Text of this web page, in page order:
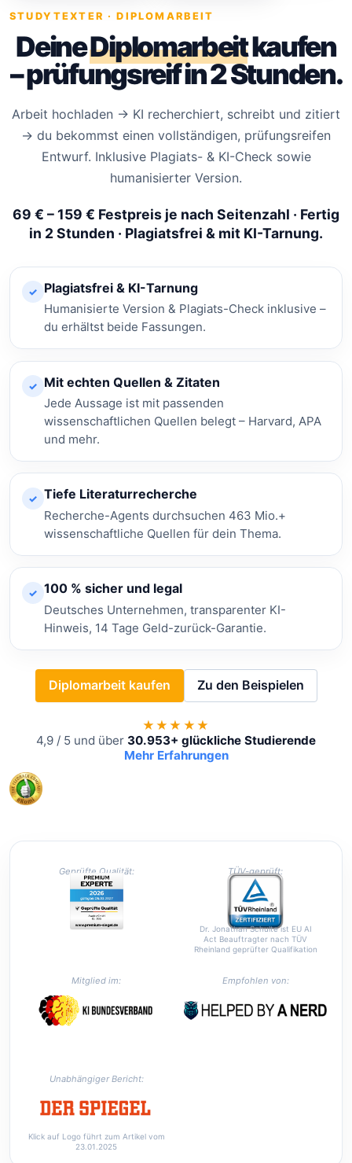
STUDYTEXTER · DIPLOMARBEIT
DeineDiplomarbeitkaufen
– prüfungsreif in 2 Stunden.
Arbeit hochladen → KI recherchiert, schreibt und zitiert
→ du bekommst einen vollständigen, prüfungsreifen
Entwurf. Inklusive Plagiats- & KI-Check sowie
humanisierter Version.
69 € – 159 € Festpreis je nach Seitenzahl · Fertig
in 2 Stunden · Plagiatsfrei & mit KI-Tarnung.
✓ Plagiatsfrei & KI-Tarnung
Humanisierte Version & Plagiats-Check inklusive –
du erhältst beide Fassungen.
✓ Mit echten Quellen & Zitaten
Jede Aussage ist mit passenden
wissenschaftlichen Quellen belegt – Harvard, APA
und mehr.
✓ Tiefe Literaturrecherche
Recherche-Agents durchsuchen 463 Mio.+
wissenschaftliche Quellen für dein Thema.
✓ 100 % sicher und legal
Deutsches Unternehmen, transparenter KI-
Hinweis, 14 Tage Geld-zurück-Garantie.
Diplomarbeit kaufen Zu den Beispielen
★★★★★
4,9 / 5 und über 30.953+ glückliche Studierende
Mehr Erfahrungen
Geprüfte Qualität: TÜV-geprüft:
Dr. Jonathan Schulte ist EU AI
Act Beauftragter nach TÜV
Rheinland geprüfter Qualifikation
Mitglied im: Empfohlen von:
Unabhängiger Bericht:
Klick auf Logo führt zum Artikel vom
23.01.2025